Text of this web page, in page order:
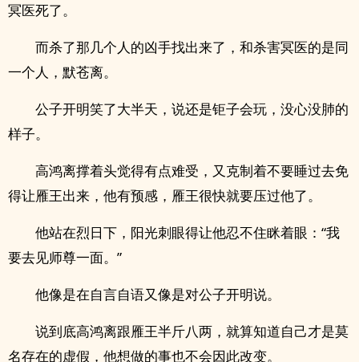
冥医死了。
而杀了那几个人的凶手找出来了，和杀害冥医的是同
一个人，默苍离。
公子开明笑了大半天，说还是钜子会玩，没心没肺的
样子。
高鸿离撑着头觉得有点难受，又克制着不要睡过去免
得让雁王出来，他有预感，雁王很快就要压过他了。
他站在烈日下，阳光刺眼得让他忍不住眯着眼：“我
要去见师尊一面。”
他像是在自言自语又像是对公子开明说。
说到底高鸿离跟雁王半斤八两，就算知道自己才是莫
名存在的虚假，他想做的事也不会因此改变。